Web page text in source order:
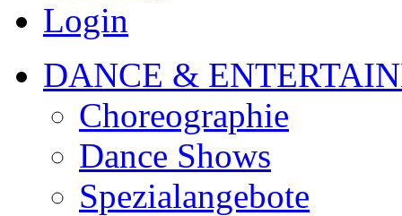
Login
DANCE &
Choreographie
Dance Shows
Spezialangebote